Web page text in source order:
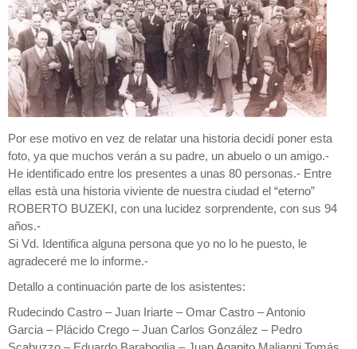
Por ese motivo en vez de relatar una historia decidí poner esta
foto, ya que muchos verán a su padre, un abuelo o un amigo.-
He identificado entre los presentes a unas 80 personas.- Entre
ellas està una historia viviente de nuestra ciudad el “eterno”
ROBERTO BUZEKI, con una lucidez sorprendente, con sus 94
años.-
Si Vd. Identifica alguna persona que yo no lo he puesto, le
agradeceré me lo informe.-
Detallo a continuación parte de los asistentes:
Rudecindo Castro – Juan Iriarte – Omar Castro – Antonio
Garcia – Plácido Crego – Juan Carlos González – Pedro